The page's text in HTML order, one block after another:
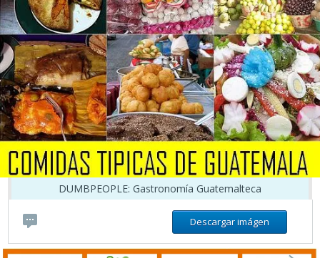
DUMBPEOPLE: Gastronomía Guatemalteca
Descargar imágen